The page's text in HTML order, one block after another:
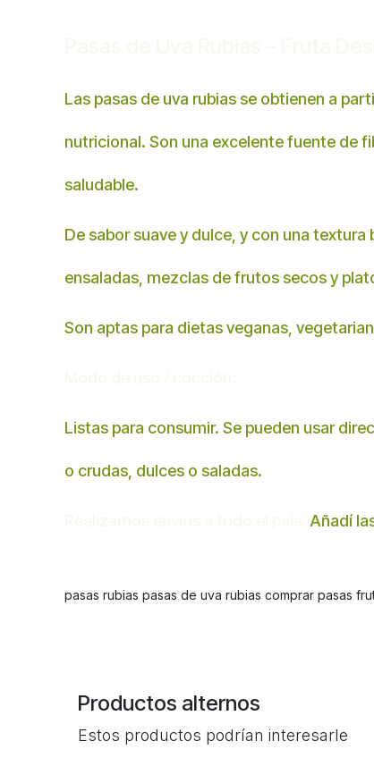
Las pasas de uva rubias se obtienen a
nutricional. Son una excelente fuente de
saludable.
De sabor suave y dulce, y con una
ensaladas, mezclas de frutos secos y
Son aptas para dietas veganas,
Listas para consumir. Se pueden usar
o crudas, dulces o saladas.
Añadí
pasas rubias pasas de uva rubias comprar pasas
Productos alternos
Estos productos podrían interesarle